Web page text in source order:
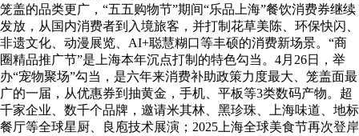
笼盖的品类更广，“五五购物节”期间“乐品上海”餐饮消费券继续
发放，从国内消费者到入境旅客，并打制花草美陈、环保快闪、
非遗文化、动漫展览、AI+聪慧糊口等丰硕的消费新场景。“商
圈精品推广节”是上海本年沉点打制的特色勾当。4月26日，举
办“宠物聚场”勾当，是六年来消费补助政策力度最大、笼盖面最
广的一届，从优惠券到抽黄金，手机、平板等3类数码产物。超
千家企业、数千个品牌，邀请米其林、黑珍珠、上海味道、地标
餐厅等全球星厨、良庖技术展演；2025上海全球美食节再次登岸